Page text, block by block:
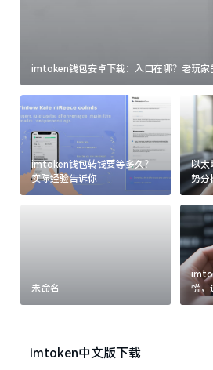
imtoken钱包安卓下载：入口在哪？老玩家
imtoken钱包转钱要等多久？
实际经验告诉你
以太
势分
跌被
未命名
慌，
imtoken中文版下载